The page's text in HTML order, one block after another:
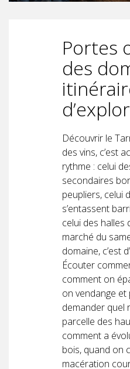
Portes
des
Découvrir le
des vins, c’est
rythme : celui
secondaires
peupliers, celui
s’entassent
celui des halles
marché du
domaine, c’est
Écouter
comment on
on vendange et
demander quel
parcelle des
comment a
bois, quand on
macération